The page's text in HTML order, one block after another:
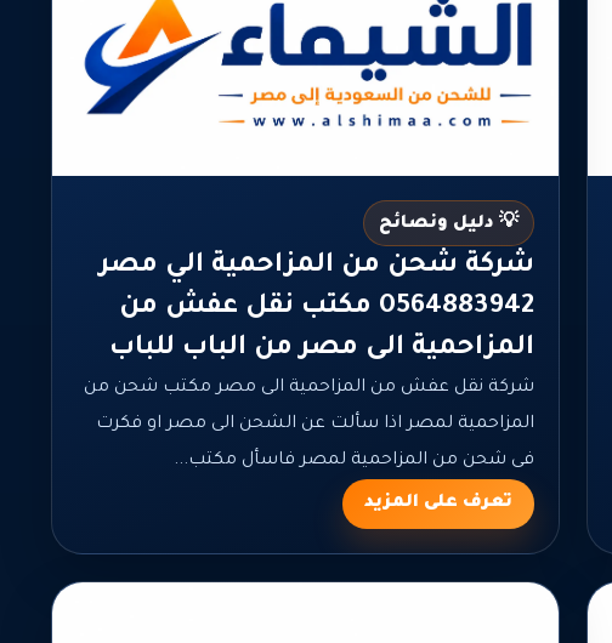
💡 دليل ونصائح
شركة شحن من المزاحمية الي مصر
0564883942 مكتب نقل عفش من
المزاحمية الى مصر من الباب للباب
شركة نقل عفش من المزاحمية الى مصر مكتب شحن من
المزاحمية لمصر اذا سألت عن الشحن الى مصر او فكرت
فى شحن من المزاحمية لمصر فاسأل مكتب...
تعرف على المزيد